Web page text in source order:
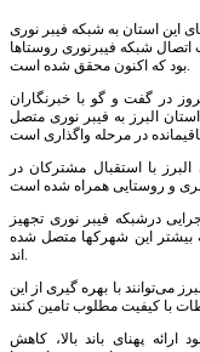
این استان به شبکه فیبر نوری
شبکه فیبرنوری روستاها
بود که اکنون محقق شده است.
در گفت و گو با خبرنگاران
های اجرایی استان البرز به فیبر نوری متصل
با استقبال مشترکان در
درشبکه فیبر نوری تجهیز
بیشتر این شهرکها متصل شده
اند.
می‌توانند با بهره گیری از این
پهنای باند بالا، کاهش